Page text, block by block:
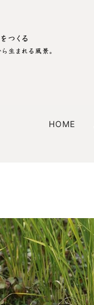
HOME